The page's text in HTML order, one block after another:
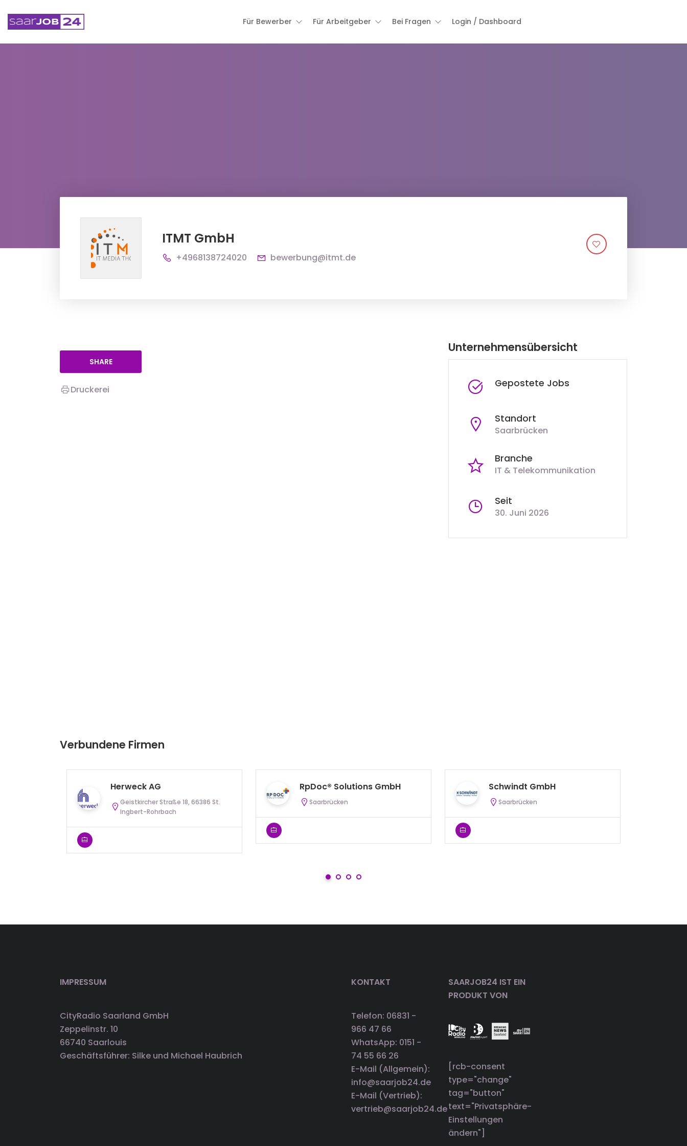
Für Bewerber Für Arbeitgeber Bei Fragen Login / Dashboard
ITMT GmbH
+4968138724020 bewerbung@itmt.de
SHARE
Druckerei
Unternehmensübersicht
Gepostete Jobs
Standort
Saarbrücken
Branche
IT & Telekommunikation
Seit
30. Juni 2026
Verbundene Firmen
Herweck AG
Geistkircher Straße 18, 66386 St.
Ingbert-Rohrbach
RpDoc® Solutions GmbH
Saarbrücken
Schwindt GmbH
Saarbrücken
IMPRESSUM
CityRadio Saarland GmbH
Zeppelinstr. 10
66740 Saarlouis
Geschäftsführer: Silke und Michael Haubrich
KONTAKT
Telefon: 06831 -
966 47 66
WhatsApp: 0151 -
74 55 66 26
E-Mail (Allgemein):
info@saarjob24.de
E-Mail (Vertrieb):
vertrieb@saarjob24.de
SAARJOB24 IST EIN
PRODUKT VON
[rcb-consent
type="change"
tag="button"
text="Privatsphäre-
Einstellungen
ändern"]